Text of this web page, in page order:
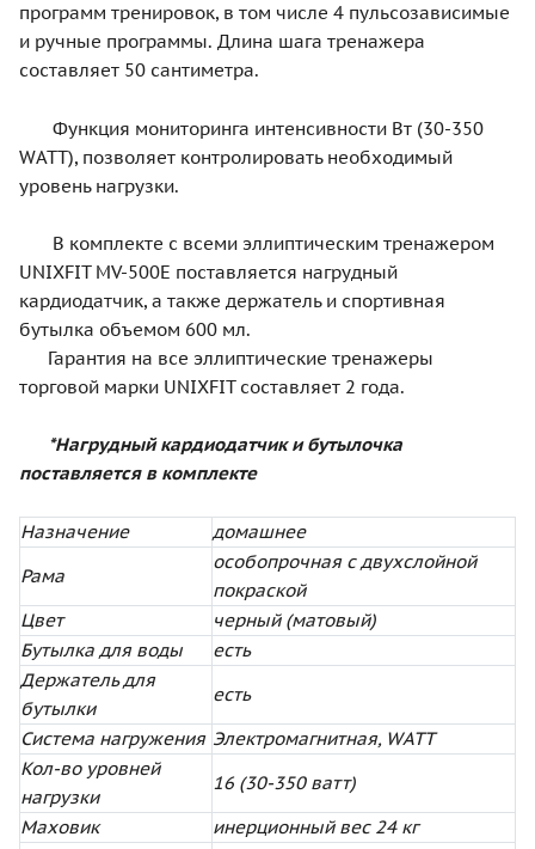
программ тренировок, в том числе 4 пульсозависимые
и ручные программы. Длина шага тренажера
составляет 50 сантиметра.
Функция мониторинга интенсивности Вт (30-350
WATT), позволяет контролировать необходимый
уровень нагрузки.
В комплекте с всеми эллиптическим тренажером
UNIXFIT MV-500E поставляется нагрудный
кардиодатчик, а также держатель и спортивная
бутылка объемом 600 мл.
Гарантия на все эллиптические тренажеры
торговой марки UNIXFIT составляет 2 года.
*Нагрудный кардиодатчик и бутылочка
поставляется в комплекте
Назначение
домашнее
Рама
особопрочная с двухслойной
покраской
Цвет
черный (матовый)
Бутылка для воды
есть
Держатель для
бутылки
есть
Система нагружения Электромагнитная, WATT
Кол-во уровней
нагрузки
16 (30-350 ватт)
Маховик
инерционный вес 24 кг